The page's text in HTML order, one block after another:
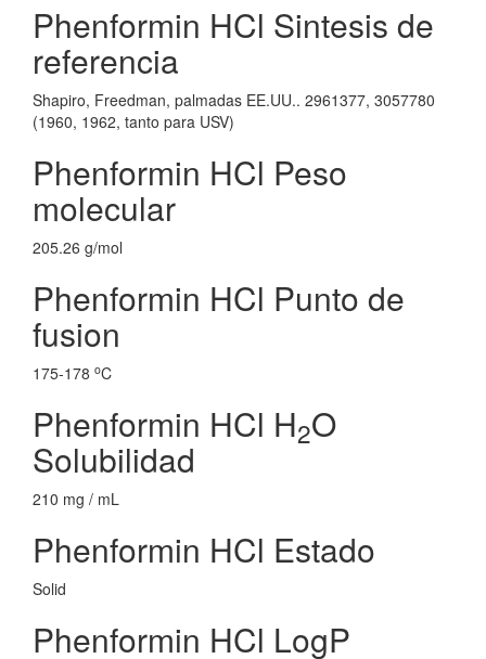
Phenformin HCl Sintesis de
referencia
Shapiro, Freedman, palmadas EE.UU.. 2961377, 3057780
(1960, 1962, tanto para USV)
Phenformin HCl Peso
molecular
205.26 g/mol
Phenformin HCl Punto de
fusion
175-178 oC
Phenformin HCl H2O
Solubilidad
210 mg / mL
Phenformin HCl Estado
Solid
Phenformin HCl LogP